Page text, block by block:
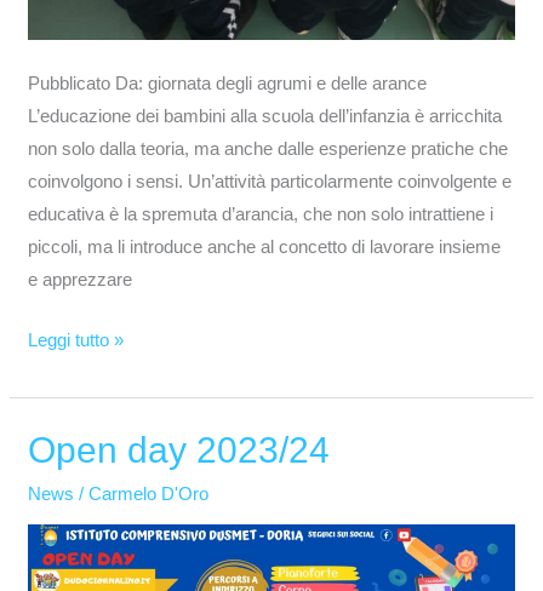
Pubblicato Da: giornata degli agrumi e delle arance
L’educazione dei bambini alla scuola dell’infanzia è arricchita
non solo dalla teoria, ma anche dalle esperienze pratiche che
coinvolgono i sensi. Un’attività particolarmente coinvolgente e
educativa è la spremuta d’arancia, che non solo intrattiene i
piccoli, ma li introduce anche al concetto di lavorare insieme
e apprezzare
Leggi tutto »
Open day 2023/24
News /Carmelo D'Oro
Open
2023/24